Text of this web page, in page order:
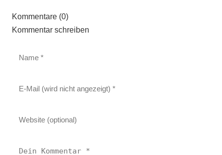
Kommentare (0)
Kommentar schreiben